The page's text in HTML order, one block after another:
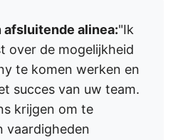
afsluitende alinea:"Ik
over de mogelijkheid
te komen werken en
succes van uw team.
krijgen om te
vaardigheden